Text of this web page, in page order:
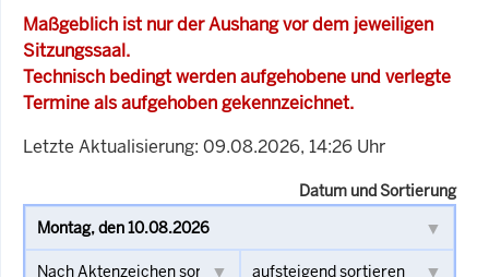
Maßgeblich ist nur der Aushang vor dem jeweiligen
Sitzungssaal.
Technisch bedingt werden aufgehobene und verlegte
Termine als aufgehoben gekennzeichnet.
Letzte Aktualisierung: 09.08.2026, 14:26 Uhr
Datum und Sortierung